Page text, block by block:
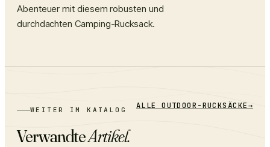
Abenteuer mit diesem robusten und
durchdachtenCamping-Rucksack.
WEITER IM KATALOG
VerwandteArtikel.
ALLEOUTDOOR-RUCKSÄCKE→